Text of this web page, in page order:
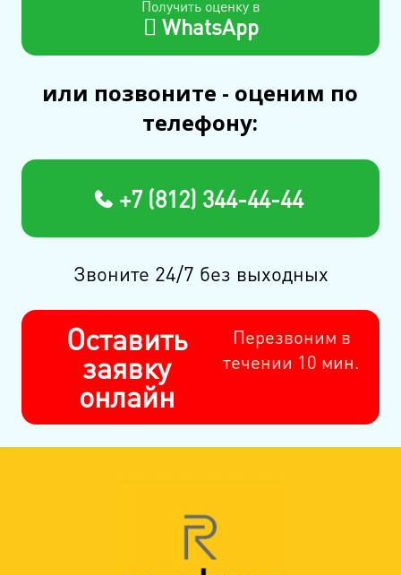
Получить оценку в
WhatsApp
или позвоните - оценим по
телефону:
+7 (812) 344-44-44
Звоните 24/7 без выходных
Оставить
заявку
онлайн
Перезвоним в
течении 10 мин.